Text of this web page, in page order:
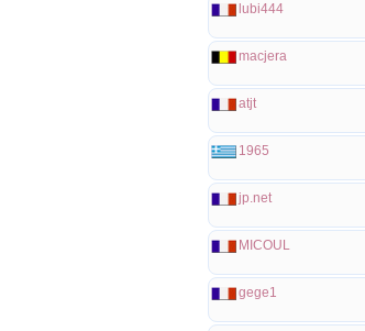
lubi444
macjera
atjt
1965
jp.net
MICOUL
gege1